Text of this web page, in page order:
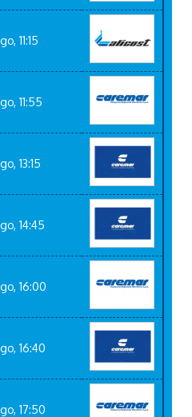
11:15
11:55
13:15
14:45
16:00
16:40
17:50